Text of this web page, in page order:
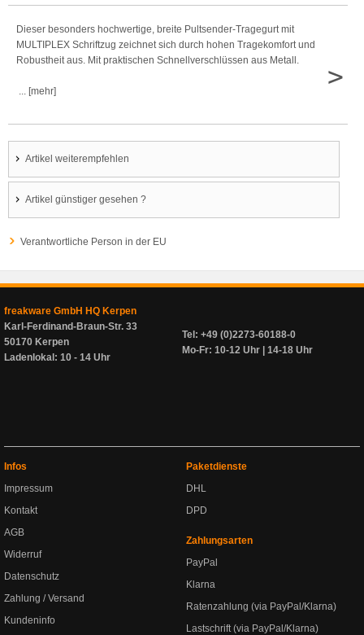
Dieser besonders hochwertige, breite Pultsender-Tragegurt mit
MULTIPLEX Schriftzug zeichnet sich durch hohen Tragekomfort und
Robustheit aus. Mit praktischen Schnellverschlüssen aus Metall.
... [mehr] >
Artikel weiterempfehlen
Artikel günstiger gesehen ?
Verantwortliche Person in der EU
freakware GmbH HQ Kerpen
Karl-Ferdinand-Braun-Str. 33
50170 Kerpen
Ladenlokal: 10 - 14 Uhr
Tel: +49 (0)2273-60188-0
Mo-Fr: 10-12 Uhr | 14-18 Uhr
Infos
Impressum
Kontakt
AGB
Widerruf
Datenschutz
Zahlung / Versand
Kundeninfo
Paketdienste
DHL
DPD
Zahlungsarten
PayPal
Klarna
Ratenzahlung (via PayPal/Klarna)
Lastschrift (via PayPal/Klarna)